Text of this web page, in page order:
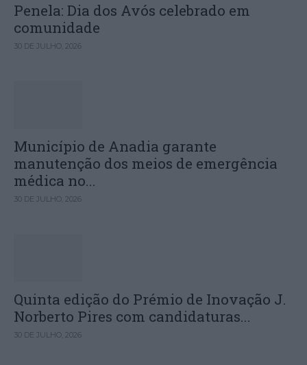
Penela: Dia dos Avós celebrado em
comunidade
30 DE JULHO, 2026
Município de Anadia garante
manutenção dos meios de emergência
médica no...
30 DE JULHO, 2026
Quinta edição do Prémio de Inovação J.
Norberto Pires com candidaturas...
30 DE JULHO, 2026